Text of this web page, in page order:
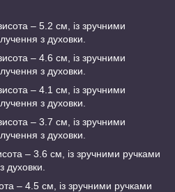
– 5.2 см, із зручними
з духовки.
– 4.6 см, із зручними
з духовки.
– 4.1 см, із зручними
з духовки.
– 3.7 см, із зручними
з духовки.
– 3.6 см, із зручними ручками
духовки.
– 4.5 см, із зручними ручками